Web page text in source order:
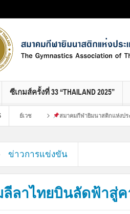
ซีเกมส์ครั้งที่ 33 “THAILAND 2025”
ช สมาคมกีฬายิมนาสติกแห่งประเทศไท
ข่าวการแข่งขัน
ลาไทยบินลัดฟ้าสู่